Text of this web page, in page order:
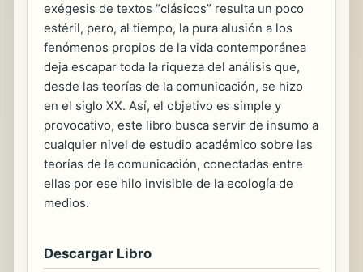
exégesis de textos “clásicos” resulta un poco
estéril, pero, al tiempo, la pura alusión a los
fenómenos propios de la vida contemporánea
deja escapar toda la riqueza del análisis que,
desde las teorías de la comunicación, se hizo
en el siglo XX. Así, el objetivo es simple y
provocativo, este libro busca servir de insumo a
cualquier nivel de estudio académico sobre las
teorías de la comunicación, conectadas entre
ellas por ese hilo invisible de la ecología de
medios.
Descargar Libro